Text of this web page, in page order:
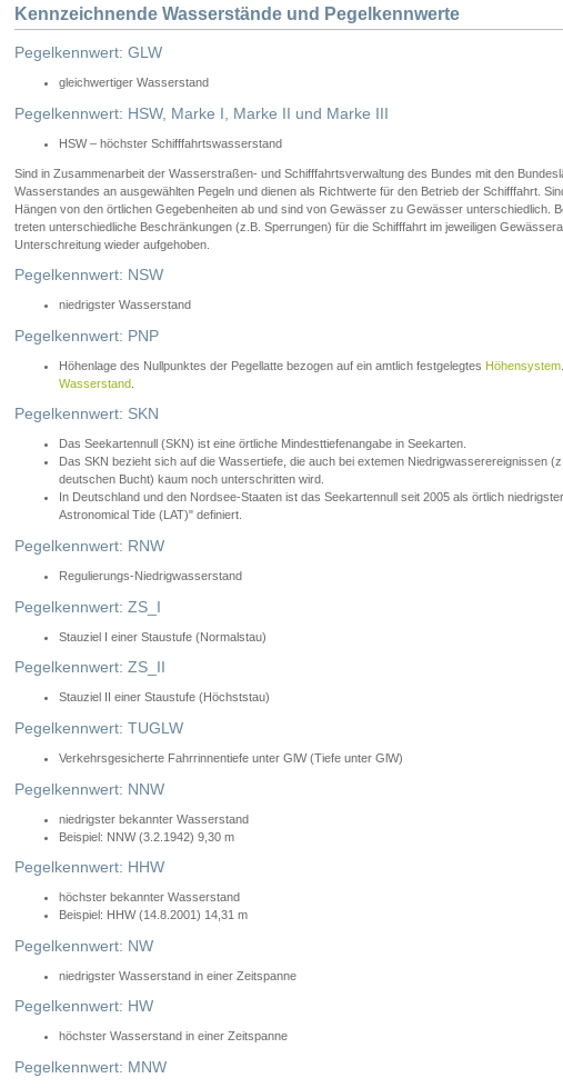
Kennzeichnende Wasserstände und Pegelkennwerte
Pegelkennwert: GLW
gleichwertiger Wasserstand
Pegelkennwert: HSW, Marke I, Marke II und Marke III
HSW – höchster Schifffahrtswasserstand
Sind in Zusammenarbeit der Wasserstraßen- und Schifffahrtsverwaltung des Bundes mit den
Wasserstandes an ausgewählten Pegeln und dienen als Richtwerte für den Betrieb der Schifffahrt.
Hängen von den örtlichen Gegebenheiten ab und sind von Gewässer zu Gewässer unterschiedlich.
treten unterschiedliche Beschränkungen (z.B. Sperrungen) für die Schifffahrt im jeweiligen
Unterschreitung wieder aufgehoben.
Pegelkennwert: NSW
niedrigster Wasserstand
Pegelkennwert: PNP
Höhenlage des Nullpunktes der Pegellatte bezogen auf ein amtlich festgelegtes Höhensystem
Wasserstand
Pegelkennwert: SKN
Das Seekartennull (SKN) ist eine örtliche Mindesttiefenangabe in Seekarten.
Das SKN bezieht sich auf die Wassertiefe, die auch bei extemen Niedrigwasserereignissen
deutschen Bucht) kaum noch unterschritten wird.
In Deutschland und den Nordsee-Staaten ist das Seekartennull seit 2005 als örtlich
Astronomical Tide (LAT)" definiert.
Pegelkennwert: RNW
Regulierungs-Niedrigwasserstand
Pegelkennwert: ZS_I
Stauziel I einer Staustufe (Normalstau)
Pegelkennwert: ZS_II
Stauziel II einer Staustufe (Höchststau)
Pegelkennwert: TUGLW
Verkehrsgesicherte Fahrrinnentiefe unter GlW (Tiefe unter GlW)
Pegelkennwert: NNW
niedrigster bekannter Wasserstand
Beispiel: NNW (3.2.1942) 9,30 m
Pegelkennwert: HHW
höchster bekannter Wasserstand
Beispiel: HHW (14.8.2001) 14,31 m
Pegelkennwert: NW
niedrigster Wasserstand in einer Zeitspanne
Pegelkennwert: HW
höchster Wasserstand in einer Zeitspanne
Pegelkennwert: MNW